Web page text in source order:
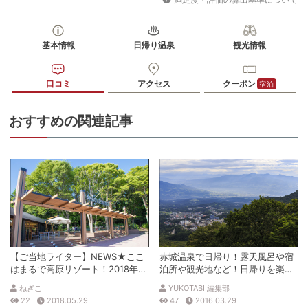
基本情報 日帰り温泉 観光情報
口コミ アクセス クーポン 宿泊
おすすめの関連記事
【ご当地ライター】NEWS★ここ
はまるで高原リゾート！2018年4
月関越道、赤城高原SA（上り）が
リニューアルオープン
ねぎこ
22
2018.05.29
赤城温泉で日帰り！露天風呂や宿
泊所や観光地など！日帰りを楽し
むための情報満載！
YUKOTABI 編集部
47
2016.03.29